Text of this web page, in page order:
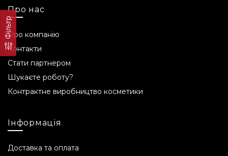
Фільтр
Про нас
Про компанію
Контакти
Стати партнером
Шукаєте роботу?
Контрактне виробництво косметики
Інформація
Доставка та оплата